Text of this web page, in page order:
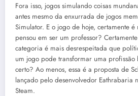
Fora isso, jogos simulando coisas
antes mesmo da enxurrada de jogos
Simulator. E o jogo de hoje, certamente
pensou em ser um professor?
categoria é mais desrespeitada que
um jogo pode transformar uma
certo? Ao menos, essa é a proposta de
lançado pelo desenvolvedor Eathrabaria
Steam.